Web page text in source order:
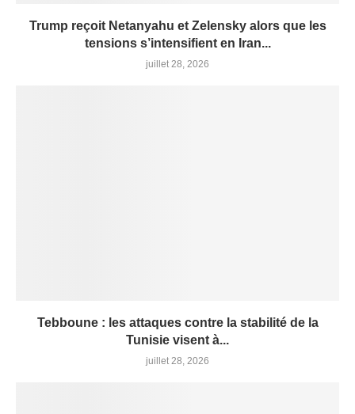
Trump reçoit Netanyahu et Zelensky alors que les
tensions s’intensifient en Iran...
juillet 28, 2026
Tebboune : les attaques contre la stabilité de la
Tunisie visent à...
juillet 28, 2026